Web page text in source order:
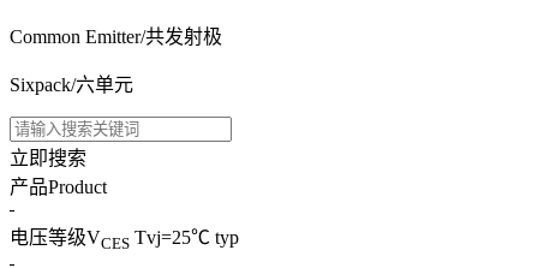
Common Emitter/共发射极
Sixpack/六单元
立即搜索
产品Product
电压等级VCES Tvj=25℃ typ